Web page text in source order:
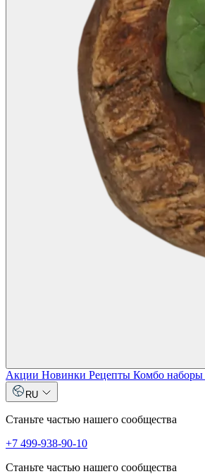
Акции Новинки Рецепты Комбо наборы
RU
Станьте частью нашего сообщества
+7 499-938-90-10
Станьте частью нашего сообщества